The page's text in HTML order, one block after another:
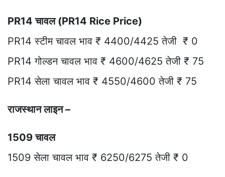
PR14 चावल (PR14 Rice Price)
PR14 स्टीम चावल भाव ₹ 4400/4425 तेजी ₹ 0
PR14 गोल्डन चावल भाव ₹ 4600/4625 तेजी ₹ 75
PR14 सेला चावल भाव ₹ 4550/4600 तेजी ₹ 75
राजस्थान लाइन –
1509 चावल
1509 सेला चावल भाव ₹ 6250/6275 तेजी ₹ 0